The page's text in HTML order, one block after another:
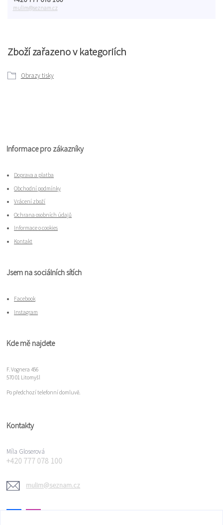
Zboží zařazeno v kategoriích
Obrazy tisky
mulim@seznam.cz
Informace pro zákazníky
Doprava a platba
Obchodní podmínky
Vrácení zboží
Ochrana osobních údajů
Informace o cookies
Kontakt
Jsem na sociálních sítích
Facebook
Instagram
Kde mě najdete
F. Vognera 456
570 01 Litomyšl
Po předchozí telefonní domluvě.
Kontakty
Míla Gloserová
+420 777 078 100
mulim@seznam.cz